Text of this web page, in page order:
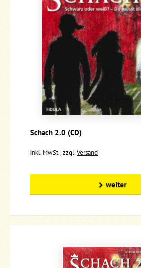
Schach 2.0 (CD)
inkl. MwSt., zzgl.Versand
weiter